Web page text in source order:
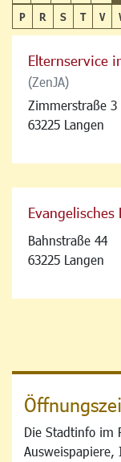
P
R S T V
Elternservice
(ZenJA)
Zimmerstraße 3
63225 Langen
Bahnstraße 44
63225 Langen
Die Stadtinfo im